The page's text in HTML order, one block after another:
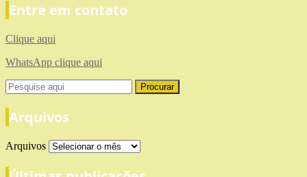
Entre em contato
Clique aqui
WhatsApp clique aqui
Arquivos
Arquivos